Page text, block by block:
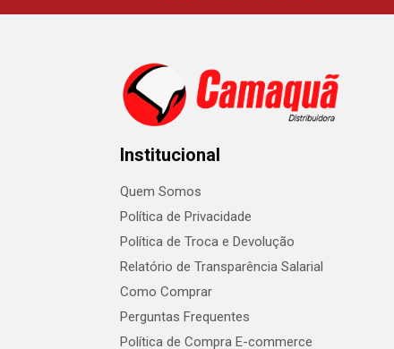
Institucional
Quem Somos
Política de Privacidade
Política de Troca e Devolução
Relatório de Transparência Salarial
Como Comprar
Perguntas Frequentes
Política de Compra E-commerce